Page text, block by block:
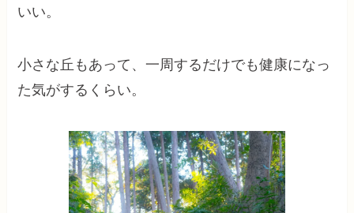
いい。
小さな丘もあって、一周するだけでも健康になっ
た気がするくらい。